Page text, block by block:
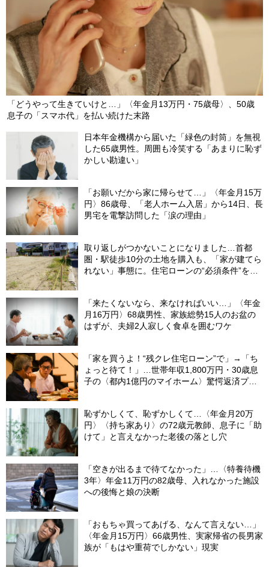
「どうやって生きていけと…」〈年金月13万円・75歳母〉、50歳
息子の「スマホ代」を払い続けた末路
日本年金機構から届いた「緑色の封筒」を無視
した65歳男性。周囲も冷笑する「あまりに恥ず
かしい勘違い」
「お願いだから家に帰らせて…」〈年金月15万
円〉86歳母、「老人ホーム入居」から14日、長
男宅を電撃訪問した「涙の理由」
取り返しがつかないことになりました…首都
圏・駅徒歩10分の土地を購入も、「家が建てら
れない」事態に。住宅ローンの“必須条件”を見
「来たくないなら、来なければいい…」〈年金
月16万円〉68歳男性、家族総勢15人のお盆の
はずが、夫婦2人寂しく食卓を囲むワケ
「家を買うよ！“残クレ住宅ローン”で」→「ち
ょっと待て！」…世帯年収1,800万円・30歳息
子の〈都内1億円のマイホーム〉驚愕返済プラ
恥ずかしくて、恥ずかしくて…〈年金月20万
円〉〈持ち家あり〉の72歳元教師、息子に「助
けて」と言えなかった老後の落とし穴
「空きが出るまで待てなかった」…〈特養待機
3年〉年金11万円の82歳母、入れなかった施設
への後悔と娘の決断
「おもちゃ買ってあげる、なんて言えない…」
〈年金月15万円〉66歳男性、実家帰省の長男家
族が「もはや重荷でしかない」現実